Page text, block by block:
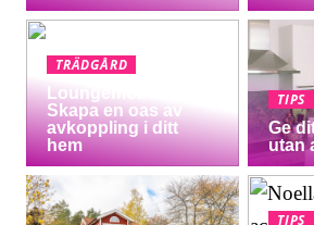
TRÄDGÅRD
Loungemöbler:
Skapa en oas av
avkoppling i ditt
hem
TIPS
Ge
utan
TIPS